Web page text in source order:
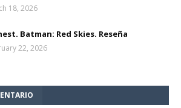
18, 2026
Batman: Red Skies. Reseña
22, 2026